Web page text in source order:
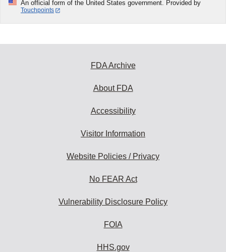
An official form of the United States government. Provided by
Touchpoints
FDA Archive
About FDA
Accessibility
Visitor Information
Website Policies / Privacy
No FEAR Act
Vulnerability Disclosure Policy
FOIA
HHS.gov